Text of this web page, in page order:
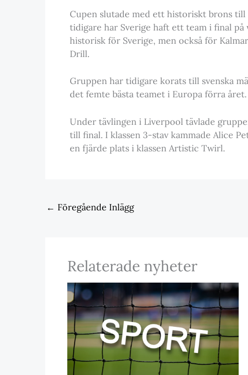
Cupen slutade med ett historiskt brons till
tidigare har Sverige haft ett team i final
historisk för Sverige, men också för
Drill.
Gruppen har tidigare korats till svenska
det femte bästa teamet i Europa förra året.
Under tävlingen i Liverpool tävlade
till final. I klassen 3-stav kammade Alice
en fjärde plats i klassen Artistic Twirl.
← Föregående Inlägg
Relaterade nyheter